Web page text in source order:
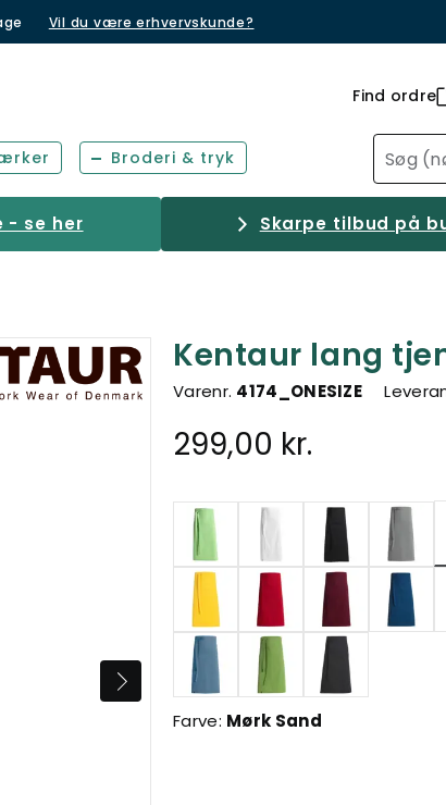
Vil du være erhvervskunde?
Find ordre
Broderi & tryk
- se her Skarpe tilbud på
Kentaur lang
Varenr. 4174_ONESIZE
299,00 kr.
Farve: Mørk Sand